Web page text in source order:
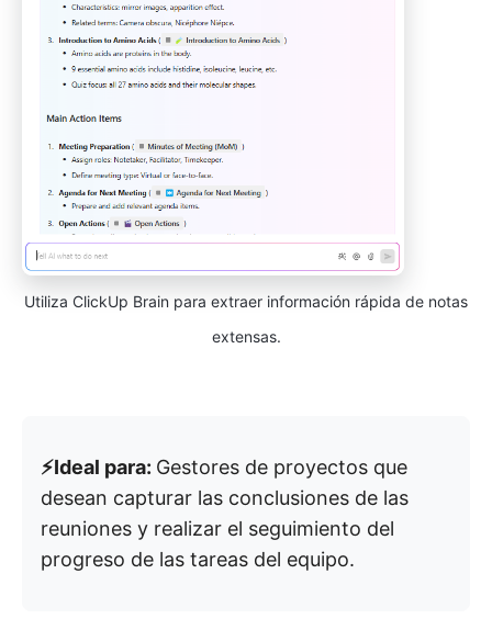
Utiliza ClickUp Brain para extraer información rápida de notas
extensas.
⚡️Ideal para: Gestores de proyectos que
desean capturar las conclusiones de las
reuniones y realizar el seguimiento del
progreso de las tareas del equipo.